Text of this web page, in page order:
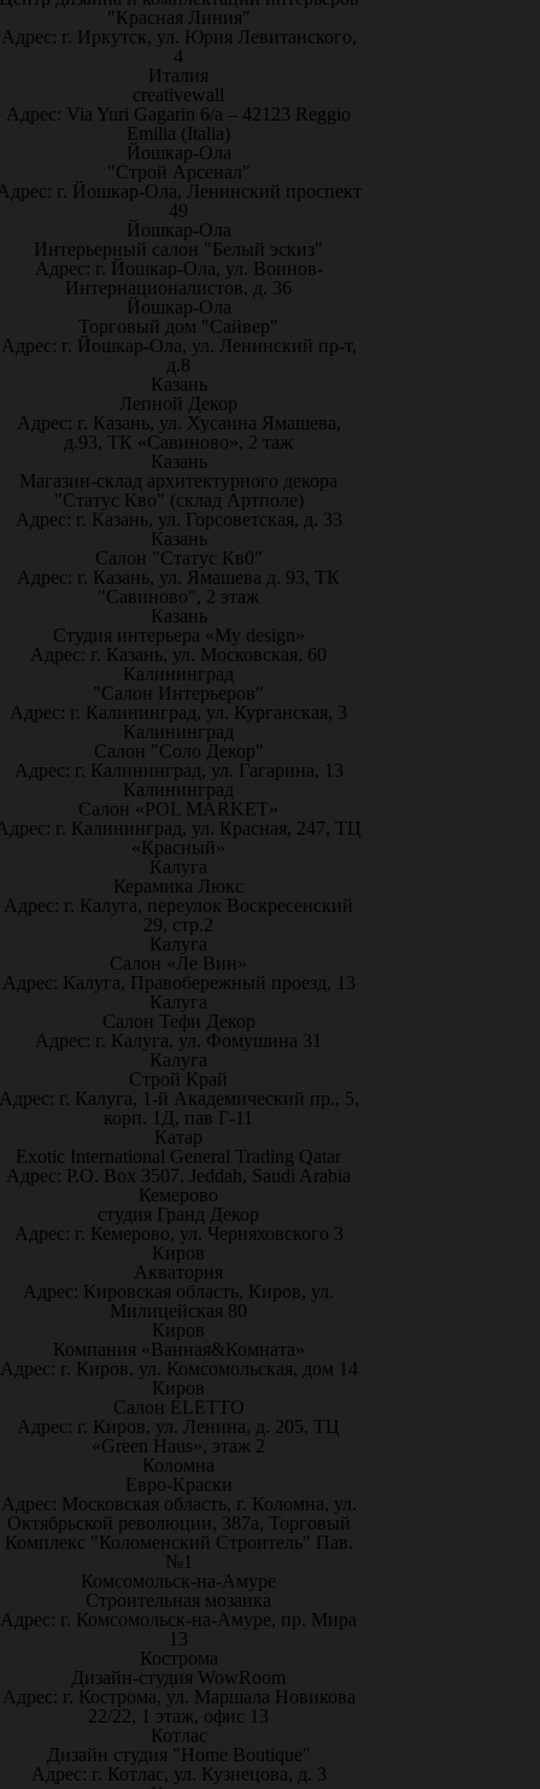
"Красная Линия"
Адрес: г. Иркутск, ул. Юрия Левитанского,
4
Италия
creativewall
Адрес: Via Yuri Gagarin 6/a – 42123 Reggio
Emilia (Italia)
Йошкар-Ола
"Строй Арсенал"
г. Йошкар-Ола, Ленинский проспект
49
Йошкар-Ола
Интерьерный салон "Белый эскиз"
Адрес: г. Йошкар-Ола, ул. Воинов-
Интернационалистов, д. 36
Йошкар-Ола
Торговый дом "Сайвер"
Адрес: г. Йошкар-Ола, ул. Ленинский пр-т,
д.8
Казань
Лепной Декор
Адрес: г. Казань, ул. Хусаина Ямашева,
д.93, ТК «Савиново», 2 таж
Казань
Магазин-склад архитектурного декора
"Статус Кво" (склад Артполе)
Адрес: г. Казань, ул. Горсоветская, д. 33
Казань
Салон "Статус Кв0"
Адрес: г. Казань, ул. Ямашева д. 93, ТК
"Савиново", 2 этаж
Казань
Студия интерьера «My design»
Адрес: г. Казань, ул. Московская, 60
Калининград
"Салон Интерьеров"
Адрес: г. Калининград, ул. Курганская, 3
Калининград
Салон "Соло Декор"
Адрес: г. Калининград, ул. Гагарина, 13
Калининград
Салон «POL MARKET»
г. Калининград, ул. Красная, 247, ТЦ
«Красный»
Калуга
Керамика Люкс
Адрес: г. Калуга, переулок Воскресенский
29, стр.2
Калуга
Салон «Ле Вин»
Адрес: Калуга, Правобережный проезд, 13
Калуга
Салон Тефи Декор
Адрес: г. Калуга, ул. Фомушина 31
Калуга
Строй Край
г. Калуга, 1-й Академический пр., 5,
корп. 1Д, пав Г-11
Катар
Exotic International General Trading Qatar
Адрес: P.O. Box 3507, Jeddah, Saudi Arabia
Кемерово
студия Гранд Декор
Адрес: г. Кемерово, ул. Черняховского 3
Киров
Акватория
Адрес: Кировская область, Киров, ул.
Милицейская 80
Киров
Компания «Ванная&Комната»
Адрес: г. Киров, ул. Комсомольская, дом 14
Киров
Салон ELETTO
Адрес: г. Киров, ул. Ленина, д. 205, ТЦ
«Green Haus», этаж 2
Коломна
Евро-Краски
Адрес: Московская область, г. Коломна, ул.
Октябрьской революции, 387а, Торговый
Комплекс "Коломенский Строитель" Пав.
№1
Комсомольск-на-Амуре
Строительная мозаика
Адрес: г. Комсомольск-на-Амуре, пр. Мира
13
Кострома
Дизайн-студия WowRoom
Адрес: г. Кострома, ул. Маршала Новикова
22/22, 1 этаж, офис 13
Котлас
Дизайн студия "Home Boutique"
Адрес: г. Котлас, ул. Кузнецова, д. 3